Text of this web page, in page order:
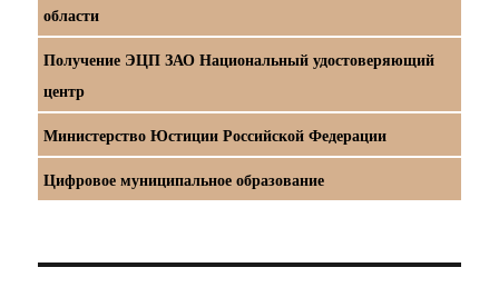
области
Получение ЭЦП ЗАО Национальный удостоверяющий
центр
Министерство Юстиции Российской Федерации
Цифровое муниципальное образование